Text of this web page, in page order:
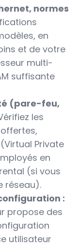
normes
en
et de votre
multi-
suffisante
(pare-feu,
les
Private
en
(si vous
réseau).
:
propose des
utilisateur